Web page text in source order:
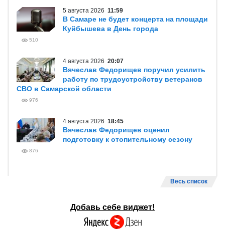
5 августа 2026 11:59
В Самаре не будет концерта на площади
Куйбышева в День города
510
4 августа 2026 20:07
Вячеслав Федорищев поручил усилить
работу по трудоустройству ветеранов
СВО в Самарской области
976
4 августа 2026 18:45
Вячеслав Федорищев оценил
подготовку к отопительному сезону
876
Весь список
Добавь себе виджет!